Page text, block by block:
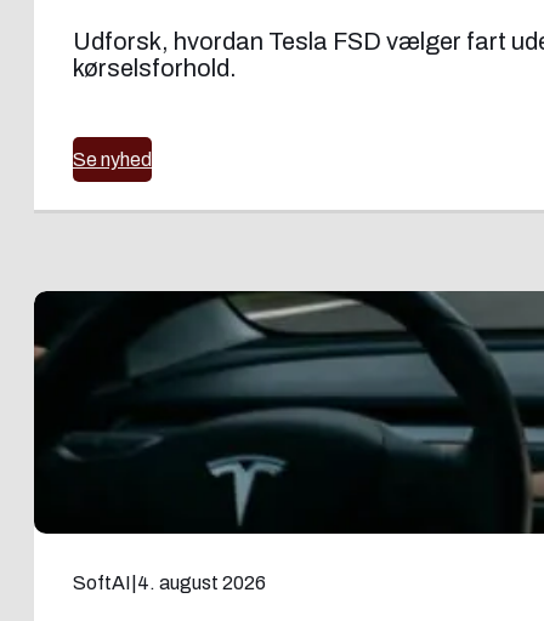
Udforsk, hvordan Tesla FSD vælger fart
kørselsforhold.
Se nyhed
SoftAI 4. august 2026